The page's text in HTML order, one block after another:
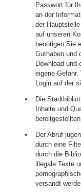
Passwort für
an der
der
auf unseren
benötigen Sie
Guthaben und
Download und
eigene
Login auf der
Die
Inhalte und
Der Abruf
durch eine
durch die
illegale Texte
versandt